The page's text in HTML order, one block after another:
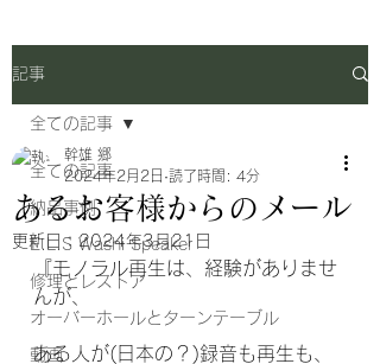
記事
全ての記事
納品事例
E.L.S Washi Speaker
修理とレストア
オーバーホールとターンテーブル
動画
全ての記事
あるお客様からのメール
幹雄 郷
2024年2月2日 読了時間: 4分
更新日： 2024年3月21日
『モノラル再生は、経験がありませ
んが、
ある人が(日本の？)録音も再生も、